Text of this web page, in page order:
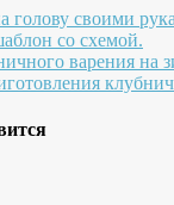
голову своими
со схемой.
варения на